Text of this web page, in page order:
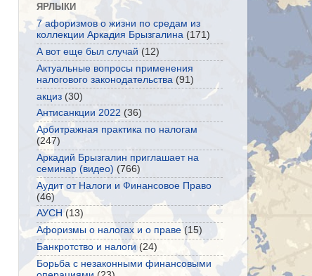
ЯРЛЫКИ
7 афоризмов о жизни по средам из
коллекции Аркадия Брызгалина (171)
А вот еще был случай (12)
Актуальные вопросы применения
налогового законодательства (91)
акциз (30)
Антисанкции 2022 (36)
Арбитражная практика по налогам
(247)
Аркадий Брызгалин приглашает на
семинар (видео) (766)
Аудит от Налоги и Финансовое Право
(46)
АУСН (13)
Афоризмы о налогах и о праве (15)
Банкротство и налоги (24)
Борьба с незаконными финансовыми